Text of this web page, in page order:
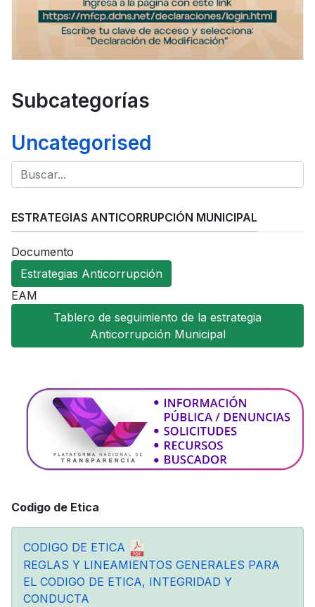
Subcategorías
Uncategorised
ESTRATEGIAS ANTICORRUPCIÓN MUNICIPAL
Documento
Estrategias Anticorrupción
EAM
Tablero de seguimiento de la estrategia
Anticorrupción Municipal
Codigo de Etica
CODIGO DE ETICA
REGLAS Y LINEAMIENTOS GENERALES PARA
EL CODIGO DE ETICA, INTEGRIDAD Y
CONDUCTA